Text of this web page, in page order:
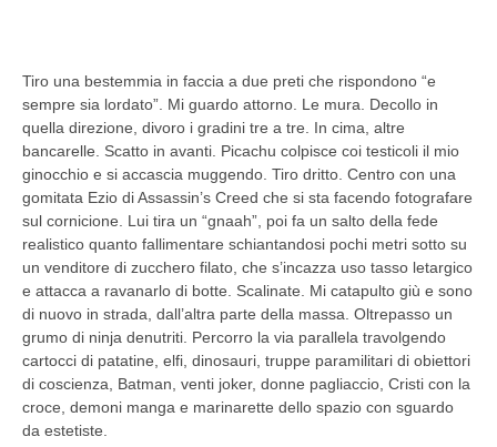
Tiro una bestemmia in faccia a due preti che rispondono “e
sempre sia lordato”. Mi guardo attorno. Le mura. Decollo in
quella direzione, divoro i gradini tre a tre. In cima, altre
bancarelle. Scatto in avanti. Picachu colpisce coi testicoli il mio
ginocchio e si accascia muggendo. Tiro dritto. Centro con una
gomitata Ezio di Assassin’s Creed che si sta facendo fotografare
sul cornicione. Lui tira un “gnaah”, poi fa un salto della fede
realistico quanto fallimentare schiantandosi pochi metri sotto su
un venditore di zucchero filato, che s’incazza uso tasso letargico
e attacca a ravanarlo di botte. Scalinate. Mi catapulto giù e sono
di nuovo in strada, dall’altra parte della massa. Oltrepasso un
grumo di ninja denutriti. Percorro la via parallela travolgendo
cartocci di patatine, elfi, dinosauri, truppe paramilitari di obiettori
di coscienza, Batman, venti joker, donne pagliaccio, Cristi con la
croce, demoni manga e marinarette dello spazio con sguardo
da estetiste.